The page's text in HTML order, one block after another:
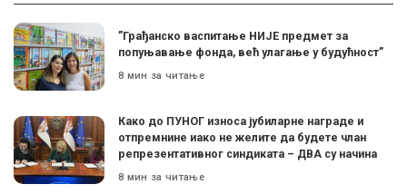
”Грађанско васпитање НИЈЕ предмет за
попуњавање фонда, већ улагање у будућност”
8 мин за читање
Како до ПУНОГ износа јубиларне награде и
отпремнине иако не желите да будете члан
репрезентативног синдиката – ДВА су начина
8 мин за читање